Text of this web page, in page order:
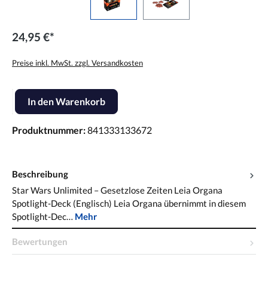
24,95 €*
Preise inkl. MwSt. zzgl. Versandkosten
Produkt Anzahl: Gib den gewünschten Wert ein oder benutze die
In den Warenkorb
Produktnummer:841333133672
Beschreibung
Star Wars Unlimited – Gesetzlose Zeiten Leia Organa
Spotlight-Deck (Englisch) Leia Organa übernimmt in diesem
Spotlight-Dec… Mehr
Bewertungen